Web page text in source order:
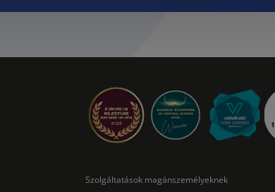
Szolgáltatások magánszemélyeknek